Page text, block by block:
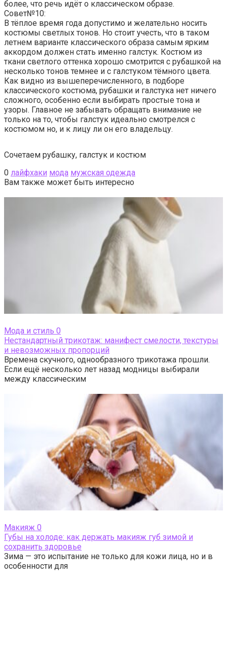
более, что речь идёт о классическом образе.
Совет№10:
В тёплое время года допустимо и желательно носить
костюмы светлых тонов. Но стоит учесть, что в таком
летнем варианте классического образа самым ярким
аккордом должен стать именно галстук. Костюм из
ткани светлого оттенка хорошо смотрится с рубашкой на
несколько тонов темнее и с галстуком тёмного цвета.
Как видно из вышеперечисленного, в подборе
классического костюма, рубашки и галстука нет ничего
сложного, особенно если выбирать простые тона и
узоры. Главное не забывать обращать внимание не
только на то, чтобы галстук идеально смотрелся с
костюмом но, и к лицу ли он его владельцу.
Сочетаем рубашку, галстук и костюм
0 лайфхаки мода мужская одежда
Вам также может быть интересно
Мода и стиль 0
Нестандартный трикотаж: манифест смелости, текстуры
и невозможных пропорций
Времена скучного, однообразного трикотажа прошли.
Если ещё несколько лет назад модницы выбирали
между классическим
Макияж 0
Губы на холоде: как держать макияж губ зимой и
сохранить здоровье
Зима — это испытание не только для кожи лица, но и в
особенности для